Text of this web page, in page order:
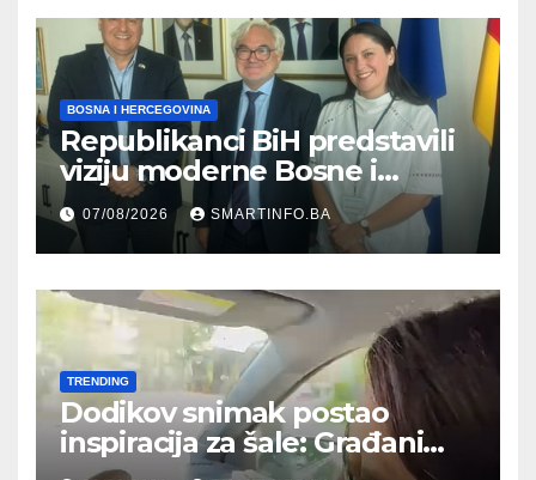
BOSNA I HERCEGOVINA
Republikanci BiH predstavili
viziju moderne Bosne i
Hercegovine ambasadoru
Njemačke
07/08/2026 SMARTINFO.BA
TRENDING
Dodikov snimak postao
inspiracija za šale: Građani
kroz parodiju poslali poruku